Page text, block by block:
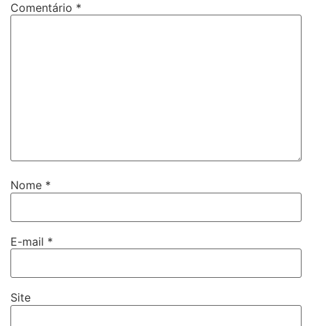
Comentário *
Nome *
E-mail *
Site